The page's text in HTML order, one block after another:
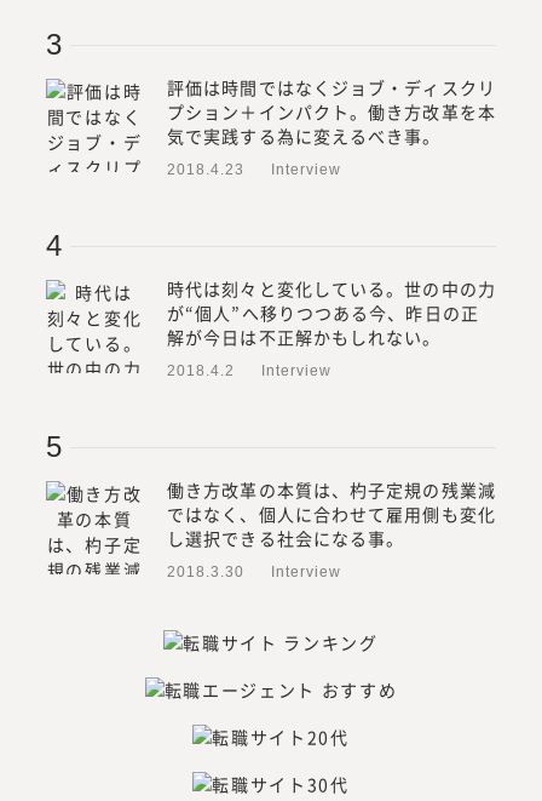
評価は時間ではなくジョブ・ディスクリ
プション＋インパクト。働き方改革を本
気で実践する為に変えるべき事。
2018.4.23 Interview
時代は刻々と変化している。世の中の力
が“個人”へ移りつつある今、昨日の正
解が今日は不正解かもしれない。
2018.4.2 Interview
働き方改革の本質は、杓子定規の残業減
ではなく、個人に合わせて雇用側も変化
し選択できる社会になる事。
2018.3.30 Interview